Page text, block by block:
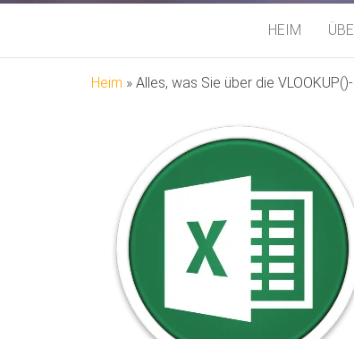
HEIM
Heim » Alles, was Sie über die